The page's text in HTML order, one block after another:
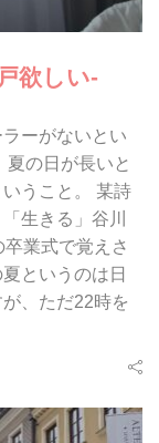
欲しい-
ーがないとい
夏の日が長いと
うこと。 某詩
生きる」谷川
業式で覚えさ
というのは日
、ただ22時を